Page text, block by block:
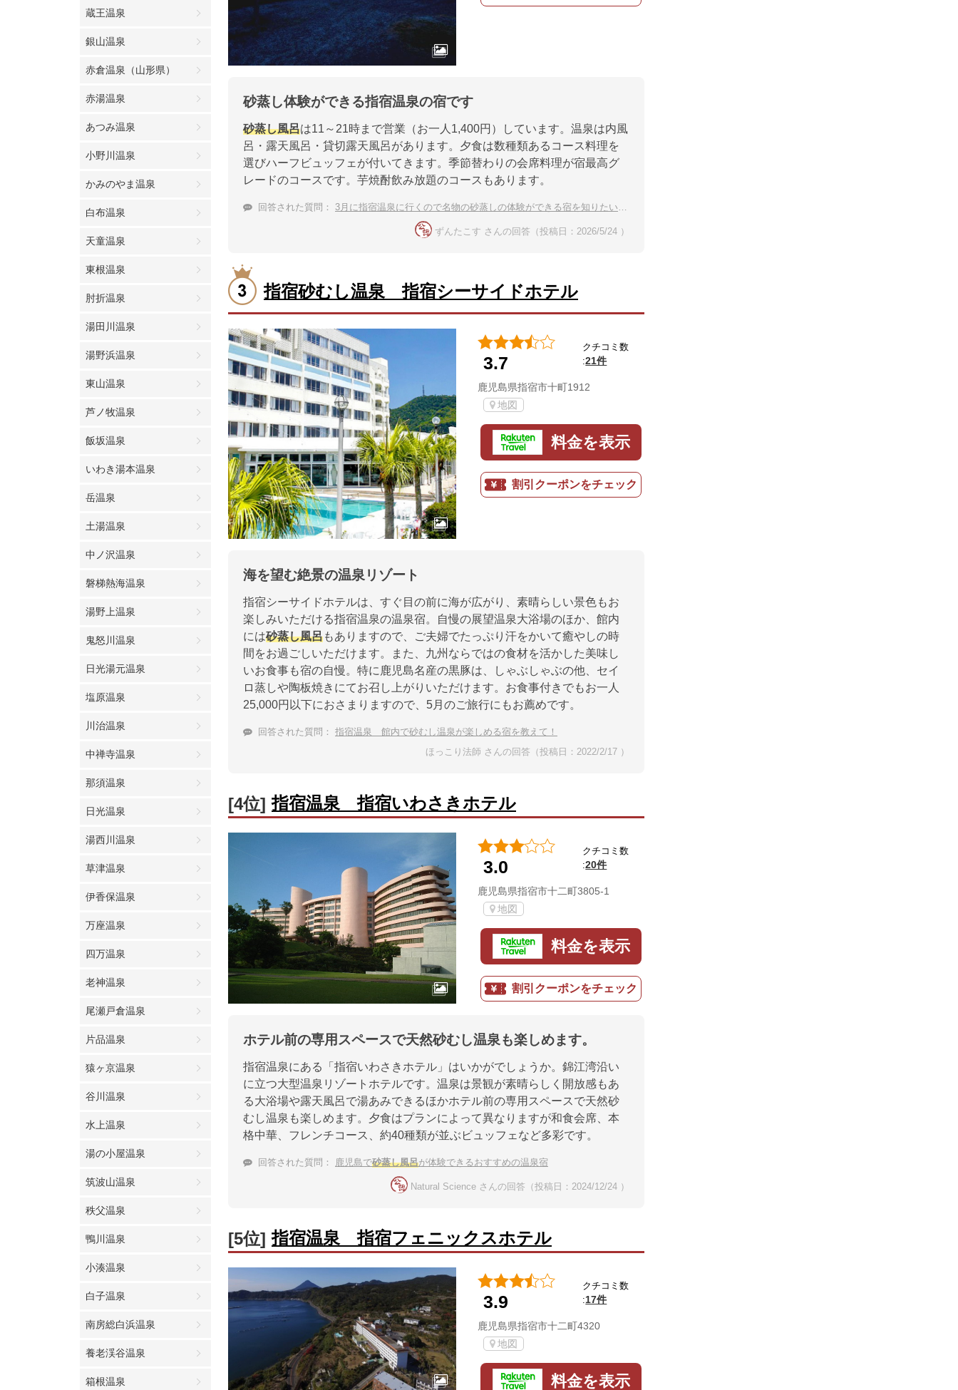
蔵王温泉
銀山温泉
赤倉温泉（山形県）
赤湯温泉
あつみ温泉
小野川温泉
かみのやま温泉
白布温泉
天童温泉
東根温泉
肘折温泉
湯田川温泉
湯野浜温泉
東山温泉
芦ノ牧温泉
飯坂温泉
いわき湯本温泉
岳温泉
土湯温泉
中ノ沢温泉
磐梯熱海温泉
湯野上温泉
鬼怒川温泉
日光湯元温泉
塩原温泉
川治温泉
中禅寺温泉
那須温泉
日光温泉
湯西川温泉
草津温泉
伊香保温泉
万座温泉
四万温泉
老神温泉
尾瀬戸倉温泉
片品温泉
猿ヶ京温泉
谷川温泉
水上温泉
湯の小屋温泉
筑波山温泉
秩父温泉
鴨川温泉
小湊温泉
白子温泉
南房総白浜温泉
養老渓谷温泉
箱根温泉
砂蒸し体験ができる指宿温泉の宿です
砂蒸し風呂は11～21時まで営業（お一人1,400円）しています。温泉は内風
呂・露天風呂・貸切露天風呂があります。夕食は数種類あるコース料理を
選びハーフビュッフェが付いてきます。季節替わりの会席料理が宿最高グ
レードのコースです。芋焼酎飲み放題のコースもあります。
回答された質問： 3月に指宿温泉に行くので名物の砂蒸しの体験ができる宿を知りたいです
ずんたこす さんの回答（投稿日：2026/5/24 ）
指宿砂むし温泉 指宿シーサイドホテル
3.7
クチコミ数
:21件
鹿児島県指宿市十町1912
地図
料金を表示
割引クーポンをチェック
海を望む絶景の温泉リゾート
指宿シーサイドホテルは、すぐ目の前に海が広がり、素晴らしい景色もお
楽しみいただける指宿温泉の温泉宿。自慢の展望温泉大浴場のほか、館内
には砂蒸し風呂もありますので、ご夫婦でたっぷり汗をかいて癒やしの時
間をお過ごしいただけます。また、九州ならではの食材を活かした美味し
いお食事も宿の自慢。特に鹿児島名産の黒豚は、しゃぶしゃぶの他、セイ
ロ蒸しや陶板焼きにてお召し上がりいただけます。お食事付きでもお一人
25,000円以下におさまりますので、5月のご旅行にもお薦めです。
回答された質問： 指宿温泉 館内で砂むし温泉が楽しめる宿を教えて！
ほっこり法師 さんの回答（投稿日：2022/2/17 ）
[4位] 指宿温泉 指宿いわさきホテル
3.0
クチコミ数
:20件
鹿児島県指宿市十二町3805-1
地図
料金を表示
割引クーポンをチェック
ホテル前の専用スペースで天然砂むし温泉も楽しめます。
指宿温泉にある「指宿いわさきホテル」はいかがでしょうか。錦江湾沿い
に立つ大型温泉リゾートホテルです。温泉は景観が素晴らしく開放感もあ
る大浴場や露天風呂で湯あみできるほかホテル前の専用スペースで天然砂
むし温泉も楽しめます。夕食はプランによって異なりますが和食会席、本
格中華、フレンチコース、約40種類が並ぶビュッフェなど多彩です。
回答された質問： 鹿児島で砂蒸し風呂が体験できるおすすめの温泉宿
Natural Science さんの回答（投稿日：2024/12/24 ）
[5位] 指宿温泉 指宿フェニックスホテル
3.9
クチコミ数
:17件
鹿児島県指宿市十二町4320
地図
料金を表示